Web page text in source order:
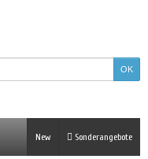
Sonderangebote
New